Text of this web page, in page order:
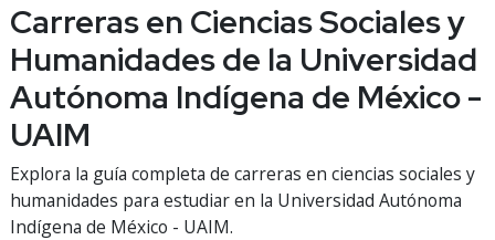
Carreras en Ciencias Sociales y
Humanidades de la Universidad
Autónoma Indígena de México -
UAIM
Explora la guía completa de carreras en ciencias sociales y
humanidades para estudiar en la Universidad Autónoma
Indígena de México - UAIM.